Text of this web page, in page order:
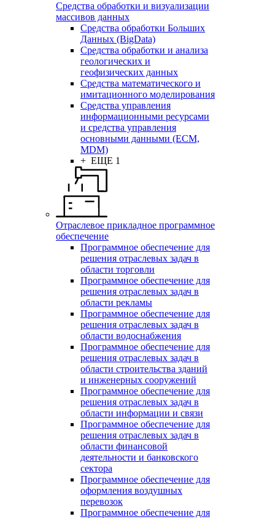
Средства обработки и визуализации
массивов данных
Средства обработки Больших
Данных (BigData)
Средства обработки и анализа
геологических и
геофизических данных
Средства математического и
имитационного моделирования
Средства управления
информационными ресурсами
и средства управления
основными данными (ECM,
MDM)
+ ЕЩЕ 1
Отраслевое прикладное программное
обеспечение
Программное обеспечение для
решения отраслевых задач в
области торговли
Программное обеспечение для
решения отраслевых задач в
области рекламы
Программное обеспечение для
решения отраслевых задач в
области водоснабжения
Программное обеспечение для
решения отраслевых задач в
области строительства зданий
и инженерных сооружений
Программное обеспечение для
решения отраслевых задач в
области информации и связи
Программное обеспечение для
решения отраслевых задач в
области финансовой
деятельности и банковского
сектора
Программное обеспечение для
оформления воздушных
перевозок
Программное обеспечение для